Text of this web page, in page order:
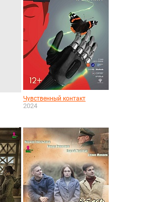
Чувственный контакт
2024